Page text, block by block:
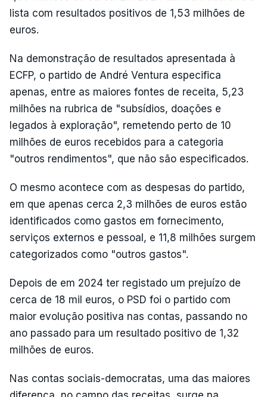
lista com resultados positivos de 1,53 milhões de
euros.
Na demonstração de resultados apresentada à
ECFP, o partido de André Ventura especifica
apenas, entre as maiores fontes de receita, 5,23
milhões na rubrica de "subsídios, doações e
legados à exploração", remetendo perto de 10
milhões de euros recebidos para a categoria
"outros rendimentos", que não são especificados.
O mesmo acontece com as despesas do partido,
em que apenas cerca 2,3 milhões de euros estão
identificados como gastos em fornecimento,
serviços externos e pessoal, e 11,8 milhões surgem
categorizados como "outros gastos".
Depois de em 2024 ter registado um prejuízo de
cerca de 18 mil euros, o PSD foi o partido com
maior evolução positiva nas contas, passando no
ano passado para um resultado positivo de 1,32
milhões de euros.
Nas contas sociais-democratas, uma das maiores